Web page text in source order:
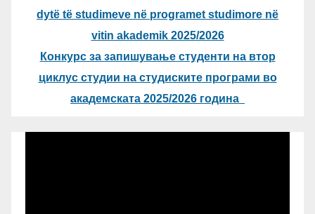
dytë të studimeve në programet studimore në
vitin akademik 2025/2026
Конкурс за запишување студенти на втор
циклус студии на студиските програми во
академската 2025/2026 година